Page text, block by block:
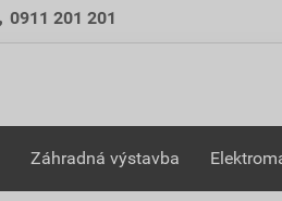
0911 201 201
Záhradná výstavba